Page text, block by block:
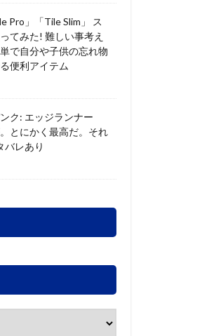
Pro」「Tile Slim」 ス
てみた! 難しい事考え
で自分や子供の忘れ物
便利アイテム
ク: エッジランナー
とにかく最高だ。それ
バレあり